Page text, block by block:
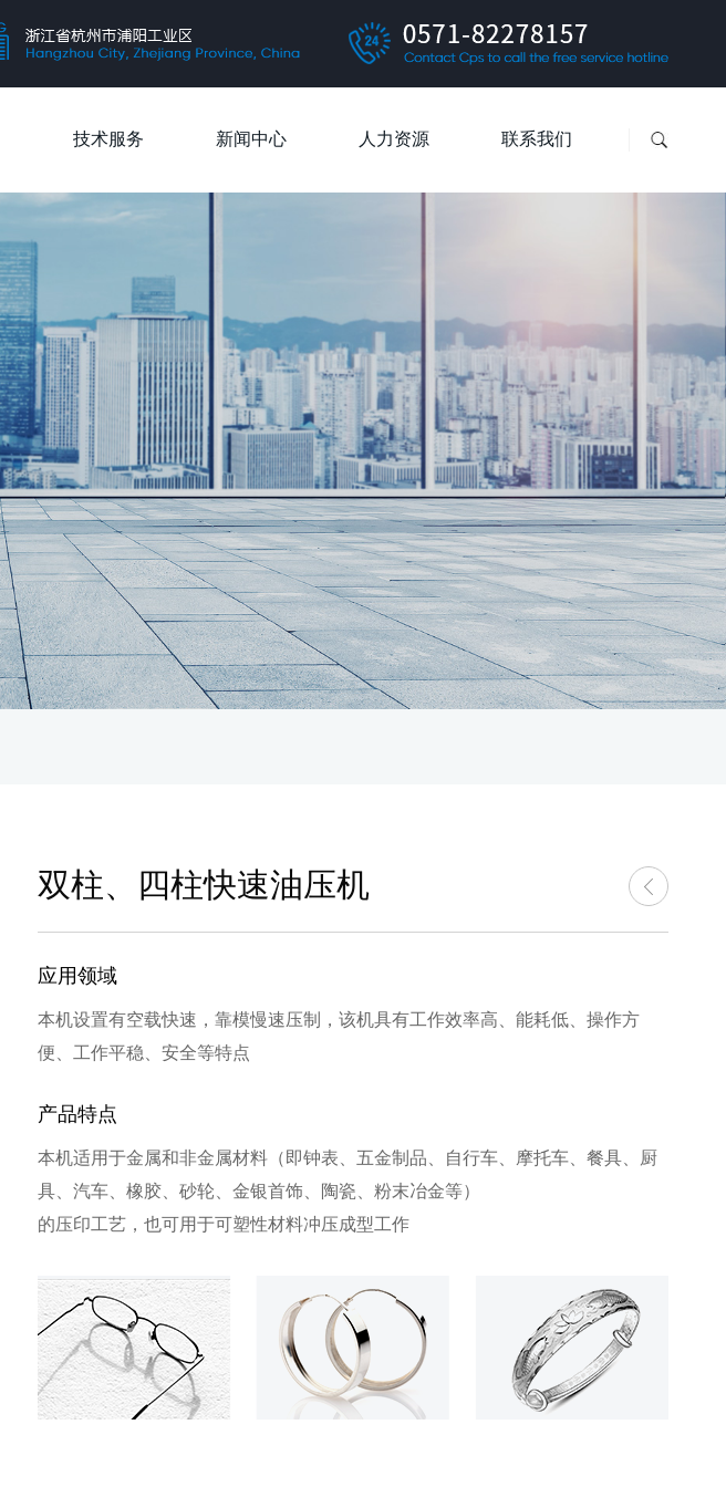
技术服务 新闻中心 人力资源 联系我们
双柱、四柱快速油压机
应用领域
本机设置有空载快速，靠模慢速压制，该机具有工作效率高、能耗低、操作方
便、工作平稳、安全等特点
产品特点
本机适用于金属和非金属材料（即钟表、五金制品、自行车、摩托车、餐具、厨
具、汽车、橡胶、砂轮、金银首饰、陶瓷、粉末冶金等）
的压印工艺，也可用于可塑性材料冲压成型工作